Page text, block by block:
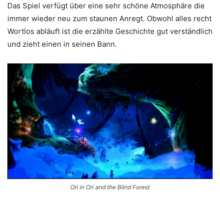
Das Spiel verfügt über eine sehr schöne Atmosphäre die
immer wieder neu zum staunen Anregt. Obwohl alles recht
Wortlos abläuft ist die erzählte Geschichte gut verständlich
und zieht einen in seinen Bann.
Ori in Ori and the Blind Forest